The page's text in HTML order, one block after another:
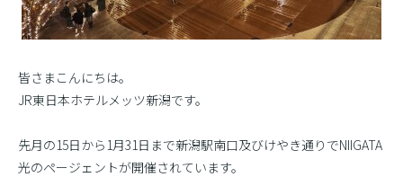
皆さまこんにちは。
JR東日本ホテルメッツ新潟です。
先月の15日から1月31日まで新潟駅南口及びけやき通りでNIIGATA
光のページェントが開催されています。